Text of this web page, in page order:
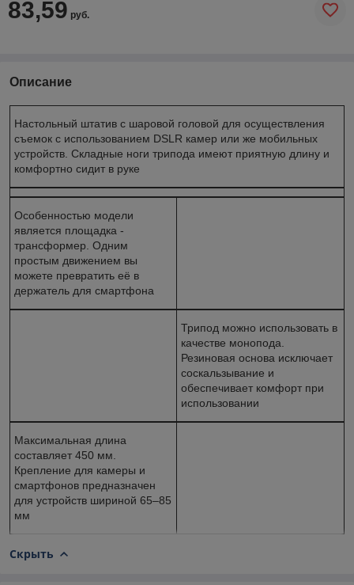
83,59 руб.
Описание
Настольный штатив с шаровой головой для осуществления
съемок с использованием DSLR камер или же мобильных
устройств. Складные ноги трипода имеют приятную длину и
комфортно сидит в руке
Особенностью модели
является площадка -
трансформер. Одним
простым движением вы
можете превратить её в
держатель для смартфона
Трипод можно использовать в
качестве монопода.
Резиновая основа исключает
соскальзывание и
обеспечивает комфорт при
использовании
Максимальная длина
составляет 450 мм.
Крепление для камеры и
смартфонов предназначен
для устройств шириной 65–85
мм
Скрыть